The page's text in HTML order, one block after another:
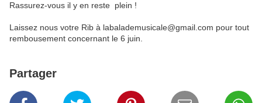
Rassurez-vous il y en reste plein !
Laissez nous votre Rib à labalademusicale@gmail.com pour tout
rembousement concernant le 6 juin.
Partager